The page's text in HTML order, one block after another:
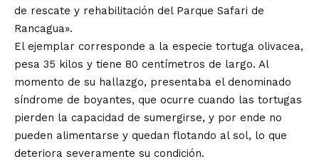
de rescate y rehabilitación del Parque Safari de
Rancagua».
El ejemplar corresponde a la especie tortuga olivacea,
pesa 35 kilos y tiene 80 centímetros de largo. Al
momento de su hallazgo, presentaba el denominado
síndrome de boyantes, que ocurre cuando las tortugas
pierden la capacidad de sumergirse, y por ende no
pueden alimentarse y quedan flotando al sol, lo que
deteriora severamente su condición.